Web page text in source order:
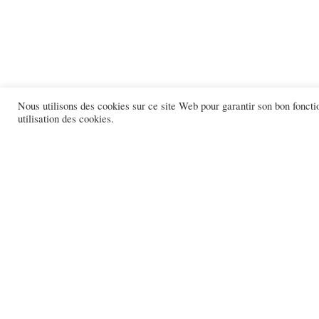
Nous utilisons des cookies sur ce site Web pour garantir son bon
utilisation des cookies.